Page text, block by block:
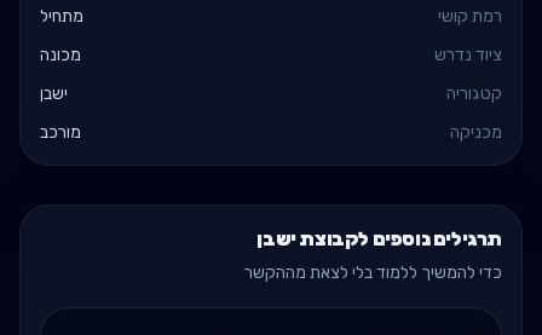
רמת קושי
מתחיל
ציוד נדרש
מכונה
קטגוריה
ישבן
מכניקה
מורכב
תרגילים נוספים לקבוצת ישבן
כדי להמשיך ללמוד בלי לצאת מההקשר